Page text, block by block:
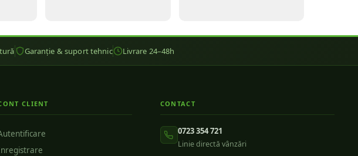
Garanție & suport tehnic Livrare 24–48h
CLIENT CONTACT
0723 354 721
Linie directă vânzări